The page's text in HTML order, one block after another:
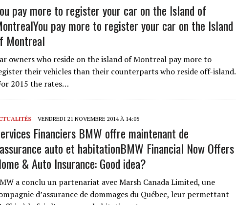
pay more to register your car on the Island of
You pay more to register your car on the Island
Montreal
owners who reside on the island of Montreal pay more to
their vehicles than their counterparts who reside off-island.
2015 the rates…
VENDREDI 21 NOVEMBRE 2014 À 14:05
Financiers BMW offre maintenant de
auto et habitationBMW Financial Now Offers
& Auto Insurance: Good idea?
a conclu un partenariat avec Marsh Canada Limited, une
d’assurance de dommages du Québec, leur permettant